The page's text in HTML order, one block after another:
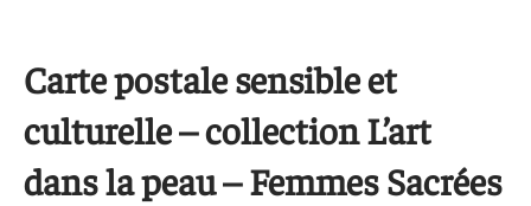
Carte postale sensible et
culturelle – collection L’art
dans la peau – Femmes Sacrées